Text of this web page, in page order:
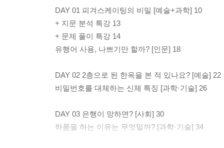
DAY 01 피겨스케이팅의 비밀 [예술+과학] 10
+ 지문 분석 특강 13
+ 문제 풀이 특강 14
유행어 사용, 나쁘기만 할까? [인문] 18
DAY 02 2층으로 된 한옥을 본 적 있나요? [예술] 22
비밀번호를 대체하는 신체 특징 [과학·기술] 26
DAY 03 은행이 망하면? [사회] 30
하품을 하는 이유는 무엇일까? [과학·기술] 34